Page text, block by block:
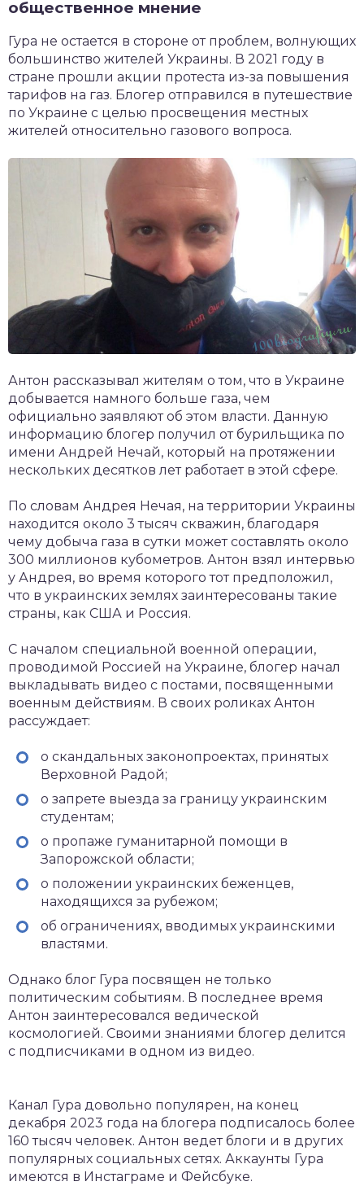
общественное мнение
Гура не остается в стороне от проблем, волнующих
большинство жителей Украины. В 2021 году в
стране прошли акции протеста из-за повышения
тарифов на газ. Блогер отправился в путешествие
по Украине с целью просвещения местных
жителей относительно газового вопроса.
Антон рассказывал жителям о том, что в Украине
добывается намного больше газа, чем
официально заявляют об этом власти. Данную
информацию блогер получил от бурильщика по
имени Андрей Нечай, который на протяжении
нескольких десятков лет работает в этой сфере.
По словам Андрея Нечая, на территории Украины
находится около 3 тысяч скважин, благодаря
чему добыча газа в сутки может составлять около
300 миллионов кубометров. Антон взял интервью
у Андрея, во время которого тот предположил,
что в украинских землях заинтересованы такие
страны, как США и Россия.
С началом специальной военной операции,
проводимой Россией на Украине, блогер начал
выкладывать видео с постами, посвященными
военным действиям. В своих роликах Антон
рассуждает:
о скандальных законопроектах, принятых
Верховной Радой;
о запрете выезда за границу украинским
студентам;
о пропаже гуманитарной помощи в
Запорожской области;
о положении украинских беженцев,
находящихся за рубежом;
об ограничениях, вводимых украинскими
властями.
Однако блог Гура посвящен не только
политическим событиям. В последнее время
Антон заинтересовался ведической
космологией. Своими знаниями блогер делится
с подписчиками в одном из видео.
Канал Гура довольно популярен, на конец
декабря 2023 года на блогера подписалось более
160 тысяч человек. Антон ведет блоги и в других
популярных социальных сетях. Аккаунты Гура
имеются в Инстаграме и Фейсбуке.